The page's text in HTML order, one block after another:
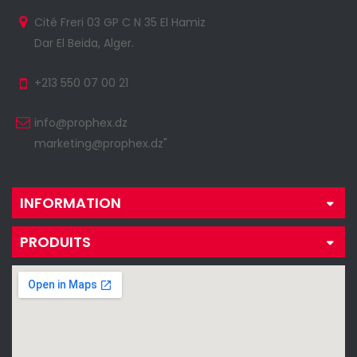
Cité Freri 03 GP C N 35 El Hamiz
Dar El Beida, Alger.
+213 550 07 00 21
info@prophex.dz
marketing@prophex.dz"
INFORMATION
PRODUITS